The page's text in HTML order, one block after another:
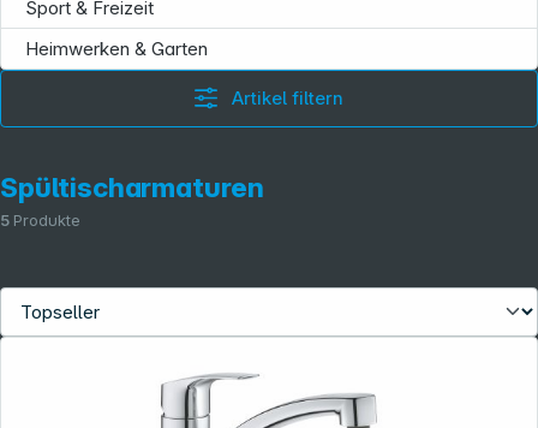
Sport & Freizeit
Heimwerken & Garten
Artikel filtern
Spültischarmaturen
5 Produkte